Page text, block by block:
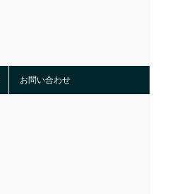
お問い合わせ